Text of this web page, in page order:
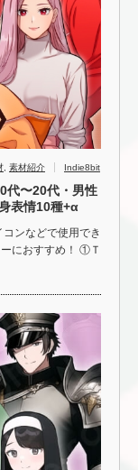
素材紹介 Indie8bit
代〜20代・男性
表情10種+α
コンなどで使用でき
におすすめ！ ①Ｔ